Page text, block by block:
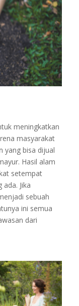
meningkatkan
masyarakat
yang bisa dijual
Hasil alam
setempat
Jika
sebuah
ini semua
dari